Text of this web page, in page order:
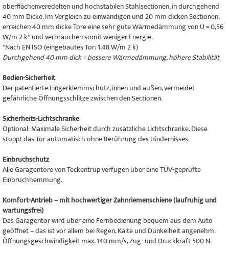
oberflächenveredelten und hochstabilen Stahlsectionen, in durchgehend
40 mm Dicke. Im Vergleich zu einwandigen und 20 mm dicken Sectionen,
erreichen 40 mm dicke Tore eine sehr gute Wärmedämmung von U = 0,56
W/m 2 k* und verbrauchen somit weniger Energie.
*Nach EN ISO (eingebautes Tor: 1,48 W/m 2 k)
Durchgehend 40 mm dick = bessere Wärmedämmung, höhere Stabilität
Bedien-Sicherheit
Der patentierte Fingerklemmschutz, innen und außen, vermeidet
gefährliche Öffnungsschlitze zwischen den Sectionen.
Sicherheits-Lichtschranke
Optional: Maximale Sicherheit durch zusätzliche Lichtschranke. Diese
stoppt das Tor automatisch ohne Berührung des Hindernisses.
Einbruchschutz
Alle Garagentore von Teckentrup verfügen über eine TÜV-geprüfte
Einbruchhemmung.
Komfort-Antrieb – mit hochwertiger Zahnriemenschiene (laufruhig und
wartungsfrei)
Das Garagentor wird über eine Fernbedienung bequem aus dem Auto
geöffnet – das ist vor allem bei Regen, Kälte und Dunkelheit angenehm.
Öffnungsgeschwindigkeit max. 140 mm/s, Zug- und Druckkraft 500 N.